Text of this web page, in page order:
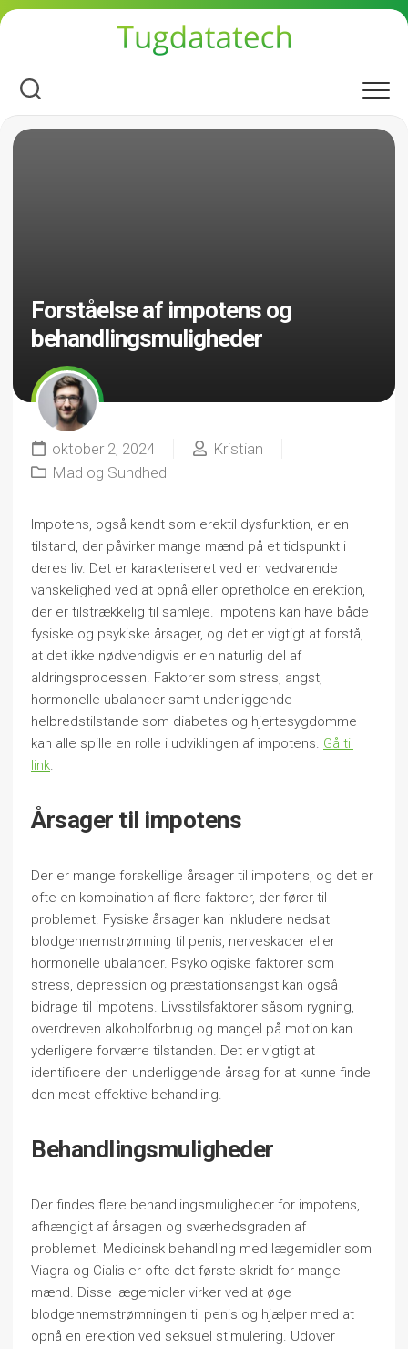
Skip
Forståelse af impotens og
behandlingsmuligheder
oktober 2, 2024
Kristian
Mad og Sundhed
Impotens, også kendt som erektil dysfunktion, er en
tilstand, der påvirker mange mænd på et tidspunkt i
deres liv. Det er karakteriseret ved en vedvarende
vanskelighed ved at opnå eller opretholde en erektion,
der er tilstrækkelig til samleje. Impotens kan have både
fysiske og psykiske årsager, og det er vigtigt at forstå,
at det ikke nødvendigvis er en naturlig del af
aldringsprocessen. Faktorer som stress, angst,
hormonelle ubalancer samt underliggende
helbredstilstande som diabetes og hjertesygdomme
kan alle spille en rolle i udviklingen af impotens. Gå til
link.
Årsager til impotens
Der er mange forskellige årsager til impotens, og det er
ofte en kombination af flere faktorer, der fører til
problemet. Fysiske årsager kan inkludere nedsat
blodgennemstrømning til penis, nerveskader eller
hormonelle ubalancer. Psykologiske faktorer som
stress, depression og præstationsangst kan også
bidrage til impotens. Livsstilsfaktorer såsom rygning,
overdreven alkoholforbrug og mangel på motion kan
yderligere forværre tilstanden. Det er vigtigt at
identificere den underliggende årsag for at kunne finde
den mest effektive behandling.
Behandlingsmuligheder
Der findes flere behandlingsmuligheder for impotens,
afhængigt af årsagen og sværhedsgraden af
problemet. Medicinsk behandling med lægemidler som
Viagra og Cialis er ofte det første skridt for mange
mænd. Disse lægemidler virker ved at øge
blodgennemstrømningen til penis og hjælper med at
opnå en erektion ved seksuel stimulering. Udover